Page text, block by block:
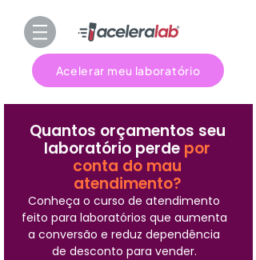
Acelerar meu laboratório
Quantos orçamentos seu
laboratório perde por
conta do mau
atendimento?
Conheça o curso de atendimento
feito para laboratórios que aumenta
a conversão e reduz dependência
de desconto para vender.